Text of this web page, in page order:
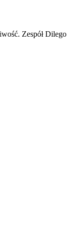
Zespół Dilego